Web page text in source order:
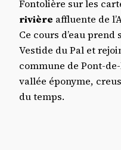
Fontolière sur les
rivière affluente de
Ce cours d’eau
Vestide du Pal et
commune de Pont-
vallée éponyme,
du temps.